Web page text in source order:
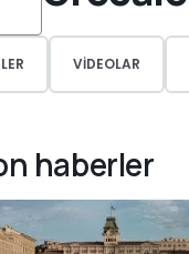
VIDEOLAR
haberler